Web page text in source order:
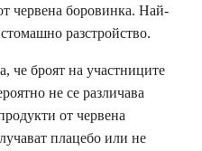
червена боровинка. Най-
разстройство.
че броят на участниците
не се различава
от червена
плацебо или не